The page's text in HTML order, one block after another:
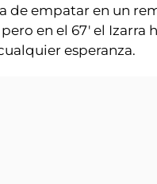
de empatar en un
pero en el 67' el Izarra
esperanza.